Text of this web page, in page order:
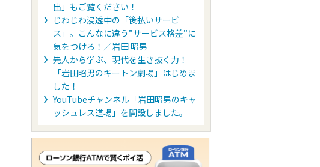
出」もご覧ください！
じわじわ浸透中の「後払いサービ
ス」。こんなに違う”サービス格差”に
気をつけろ！／岩田 昭男
先人から学ぶ、現代を生き抜く力！
「岩田昭男のキートン劇場」はじめま
した！
YouTubeチャンネル「岩田昭男のキャ
ッシュレス道場」を開設しました。